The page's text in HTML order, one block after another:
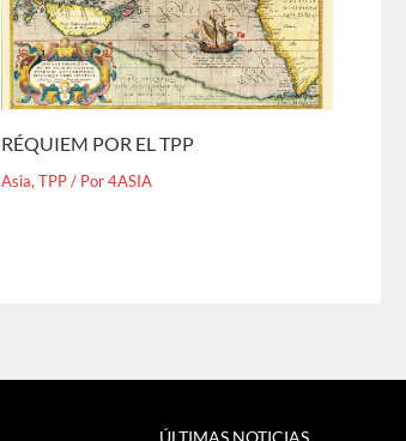
RÉQUIEM POR EL TPP
Asia,TPP/ Por4ASIA
ÚLTIMAS NOTICIAS